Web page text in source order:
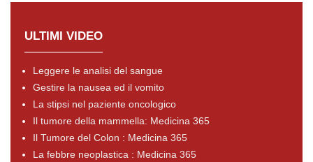
ULTIMI VIDEO
Leggere le analisi del sangue
Gestire la nausea ed il vomito
La stipsi nel paziente oncologico
Il tumore della mammella: Medicina 365
Il Tumore del Colon : Medicina 365
La febbre neoplastica : Medicina 365